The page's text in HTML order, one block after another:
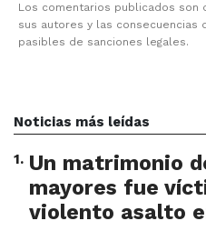
Los comentarios publicados son
sus autores y las
pasibles de sanciones legales.
Noticias más leídas
1. Un matrimonio
mayores fue
violento asalto